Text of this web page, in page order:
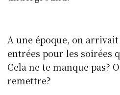
A une époque, on
entrées pour les soirées
Cela ne te manque pas?
remettre?